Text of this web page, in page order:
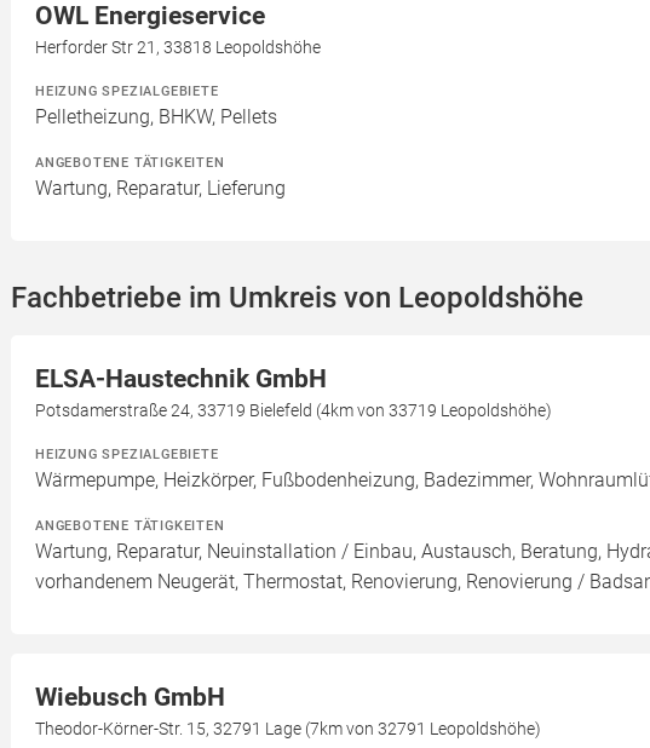
OWL Energieservice
Herforder Str 21, 33818 Leopoldshöhe
HEIZUNG SPEZIALGEBIETE
Pelletheizung, BHKW, Pellets
ANGEBOTENE TÄTIGKEITEN
Wartung, Reparatur, Lieferung
Fachbetriebe im Umkreis von Leopoldshöhe
ELSA-Haustechnik GmbH
Potsdamerstraße 24, 33719 Bielefeld (4km von 33719 Leopoldshöhe)
HEIZUNG SPEZIALGEBIETE
Wärmepumpe, Heizkörper, Fußbodenheizung, Badezimmer,
ANGEBOTENE TÄTIGKEITEN
Wartung, Reparatur, Neuinstallation / Einbau, Austausch, Beratung,
vorhandenem Neugerät, Thermostat, Renovierung, Renovierung /
Wiebusch GmbH
Theodor-Körner-Str. 15, 32791 Lage (7km von 32791 Leopoldshöhe)